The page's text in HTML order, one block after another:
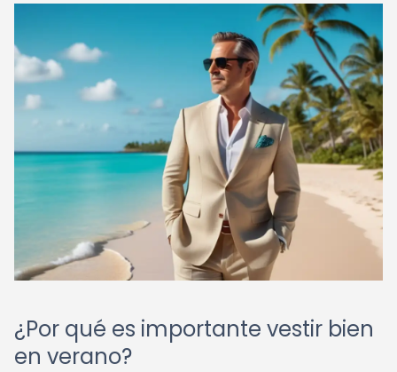
¿Por qué es importante vestir bien
en verano?